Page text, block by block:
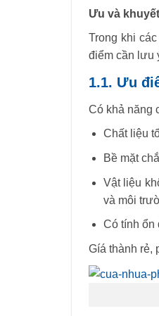
Ưu và
Trong khi
điểm cần lưu
1.1. Ưu
Có khả năng
Chất liệu
Bề mặt
Vật liệu
và môi
Có tính ổn
Gíá thành rẻ,